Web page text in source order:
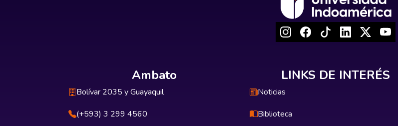
Ambato
Bolívar 2035 y Guayaquil
(+593) 3 299 4560
LINKS DE INTERÉS
Noticias
Biblioteca